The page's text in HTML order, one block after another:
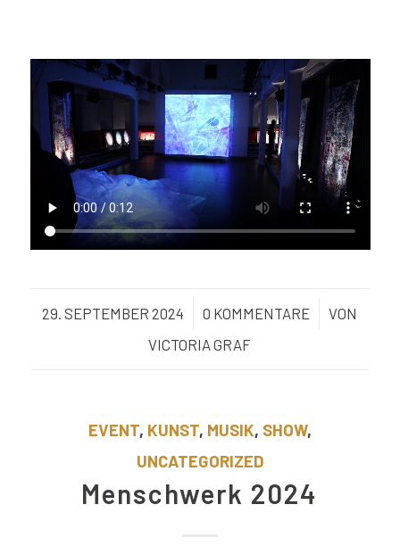
29. SEPTEMBER 2024
/ 0 KOMMENTARE
/
VON
VICTORIA GRAF
EVENT, KUNST, MUSIK, SHOW,
UNCATEGORIZED
Menschwerk 2024